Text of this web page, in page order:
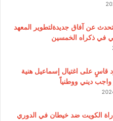
عن آفاق جديدةلتطوير المعهد
في ذكراه الخمسين
قاسٍ على اغتيال إسماعيل هنية
واجب ديني ووطنياً
الكويت ضد خيطان في الدوري